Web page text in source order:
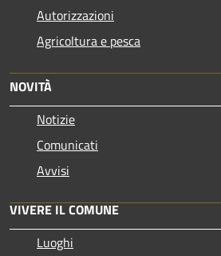
Autorizzazioni
Agricoltura e pesca
NOVITÀ
Notizie
Comunicati
Avvisi
VIVERE IL COMUNE
Luoghi